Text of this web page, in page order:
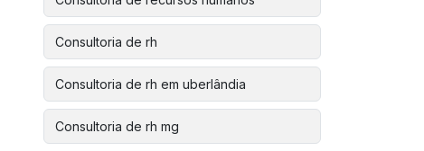
Consultoria de rh
Consultoria de rh em uberlândia
Consultoria de rh mg